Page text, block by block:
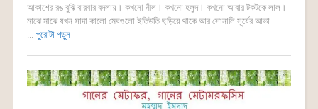
আকাশের রঙ বুঝি বারবার বদলায়। কখনো নীল। কখনো হলুদ। কখনো আবার টকটকে লাল।
মাঝে মাঝে যখন সাদা কালো মেঘগুলো ইতিউতি ছড়িয়ে থাকে আর সোনালি সূর্যের আভা
... পুরোটা পড়ুন